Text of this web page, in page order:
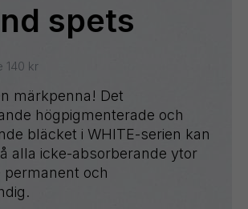
spets
140 kr
märkpenna! Det
högpigmenterade och
bläcket i WHITE-serien kan
alla icke-absorberande ytor
permanent och